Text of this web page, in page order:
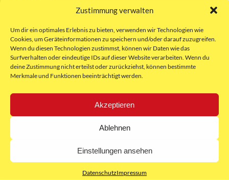
Zustimmung verwalten
Um dir ein optimales Erlebnis zu bieten, verwenden wir Technologien wie
Cookies, um Geräteinformationen zu speichern und/oder darauf zuzugreifen.
Wenn du diesen Technologien zustimmst, können wir Daten wie das
Surfverhalten oder eindeutige IDs auf dieser Website verarbeiten. Wenn du
deine Zustimmung nicht erteilst oder zurückziehst, können bestimmte
Merkmale und Funktionen beeinträchtigt werden.
Akzeptieren
Ablehnen
Einstellungen ansehen
DatenschutzImpressum
Sie erreichen uns unter:
kontakt@freielokale-graz.at
Website by Rubikon Werbeagentur
GmbH
Über uns
Impressum
AGB
Datenschutz
E-Mail